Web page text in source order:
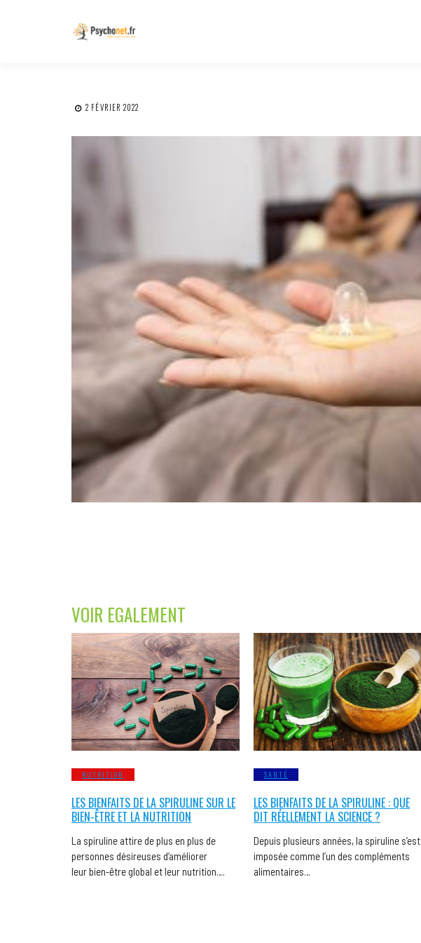
2 FÉVRIER 2022
VOIR EGALEMENT
NUTRITION
LES BIENFAITS DE LA SPIRULINE SUR LE
BIEN-ÊTRE ET LA NUTRITION
La spiruline attire de plus en plus de
personnes désireuses d’améliorer
leur bien-être global et leur nutrition….
SANTÉ
LES BIENFAITS DE LA SPIRULINE : QUE
DIT RÉELLEMENT LA SCIENCE ?
Depuis plusieurs années, la spiruline s’est
imposée comme l’un des compléments
alimentaires…